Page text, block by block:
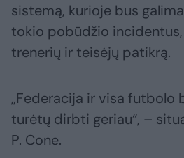
sistemą, kurioje bus
tokio pobūdžio
trenerių ir teisėjų patikrą.
„Federacija ir visa futbolo
turėtų dirbti geriau“, –
P. Cone.